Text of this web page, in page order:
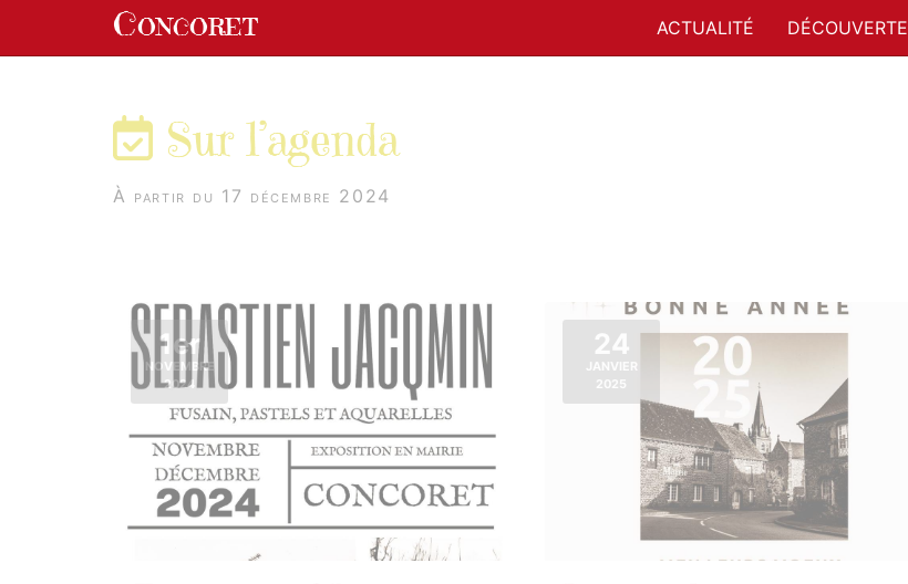
Concoret ACTUALITÉ DÉCOUVERTE
Sur l’agenda
À partir du 17 décembre 2024
1er
NOVEMBRE
2024
24
JANVIER
2025
Panneau de gestion des cookies